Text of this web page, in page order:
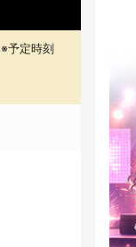
※予定時刻